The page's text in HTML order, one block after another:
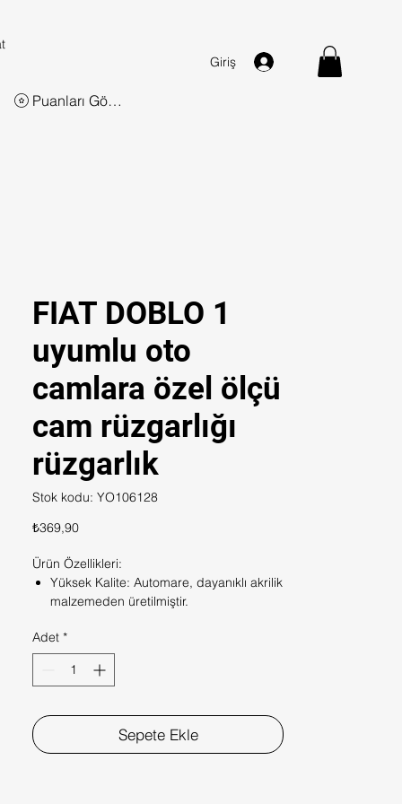
Puanları Görüntüle
Giriş
FIAT DOBLO 1
uyumlu oto
camlara özel ölçü
cam rüzgarlığı
rüzgarlık
Stok kodu: YO106128
₺369,90Fiyat
Ürün Özellikleri:
Yüksek Kalite: Automare, dayanıklı akrilik
malzemeden üretilmiştir.
dayanıklıdır.
Konfor: Rüzgarlıklar, camların açık
tutulmasını sağlayarak iç mekandaki
Özellikle yağmurlu havalarda iç mekanın
ıslanmasını önler.
Estetik Görünüm: Aerodinamik tasarımı
Adet *
Sepete Ekle